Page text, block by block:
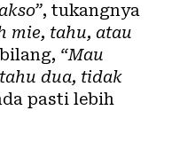
, tukangnya
mie, tahu, atau
“Mau
dua, tidak
pasti lebih